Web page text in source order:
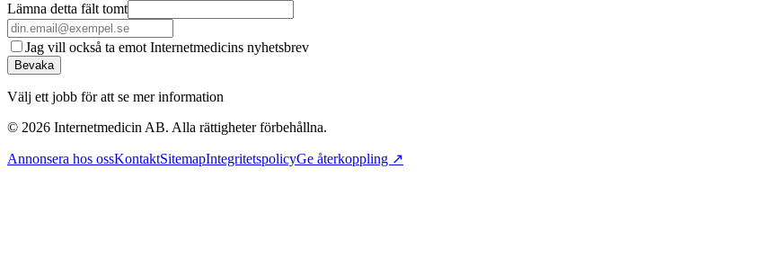
Lämna detta fält tomt
Jag vill också ta emot Internetmedicins nyhetsbrev
Bevaka
Välj ett jobb för att se mer information
© 2026 Internetmedicin AB. Alla rättigheter förbehållna.
Annonsera hos ossKontaktSitemapIntegritetspolicyGe återkoppling ↗